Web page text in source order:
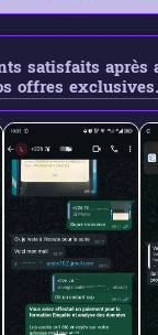
satisfaits après
offres exclusives.